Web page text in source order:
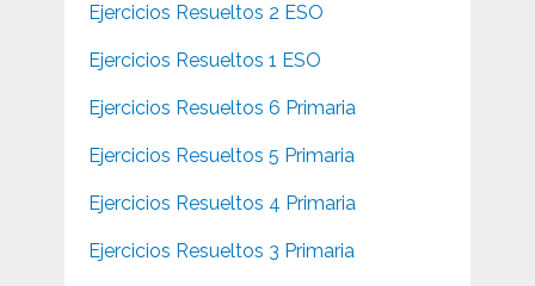
Ejercicios Resueltos 2 ESO
Ejercicios Resueltos 1 ESO
Ejercicios Resueltos 6 Primaria
Ejercicios Resueltos 5 Primaria
Ejercicios Resueltos 4 Primaria
Ejercicios Resueltos 3 Primaria